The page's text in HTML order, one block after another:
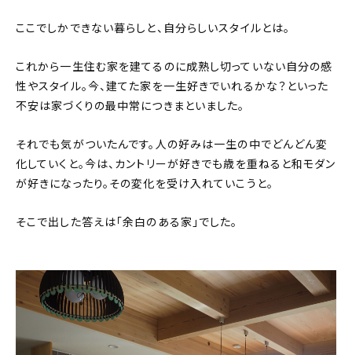
ここでしかできない暮らしと、自分らしいスタイルとは。
これから一生住む家を建てるのに成熟し切っていない自分の感
性やスタイル。今、建てた家を一生好きでいれるかな？といった
不安は家づくりの最中常につきまといました。
それでも気がついたんです。人の好みは一生の中でどんどん変
化していくと。今は、カントリーが好きでも歳を重ねると和モダン
が好きになったり。その変化を受け入れていこうと。
そこで出した答えは「余白のある家」でした。